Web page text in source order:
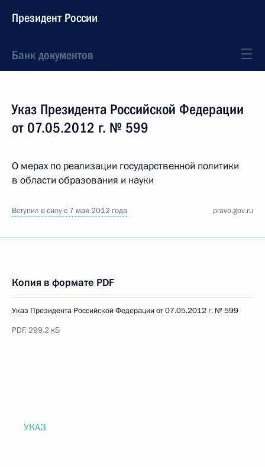
Президент России
Банк документов
Указ Президента Российской Федерации
от 07.05.2012 г. № 599
О мерах по реализации государственной политики
в области образования и науки
Вступил в силу с 7 мая 2012 года pravo.gov.ru
Копия в формате PDF
Указ Президента Российской Федерации от 07.05.2012 г. № 599
PDF, 299.2 кБ
УКАЗ